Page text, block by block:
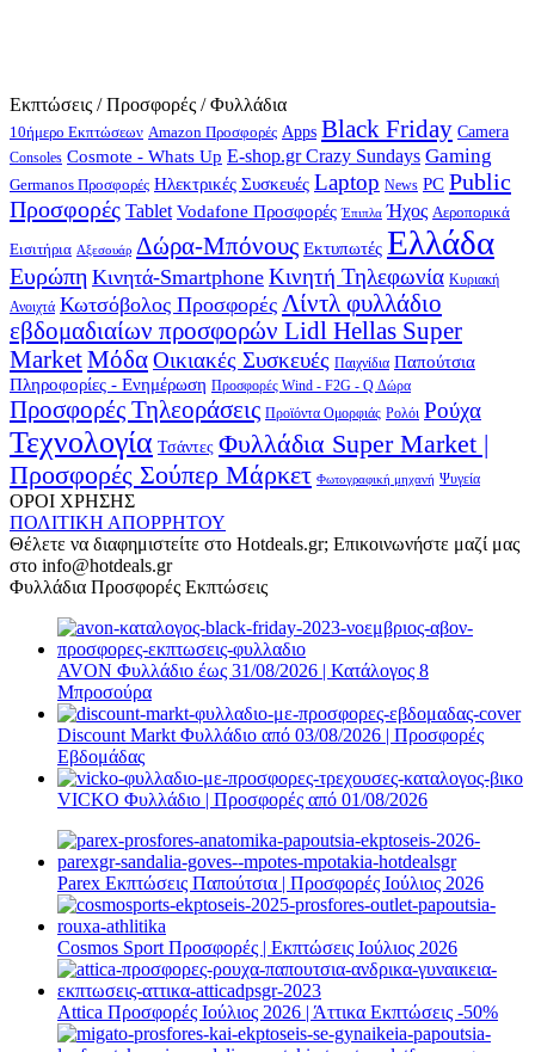
Εκπτώσεις / Προσφορές / Φυλλάδια
10ήμερο Εκπτώσεων Amazon Προσφορές Apps Black Friday Camera
Consoles Cosmote - Whats Up E-shop.gr Crazy Sundays Gaming
Germanos Προσφορές Hλεκτρικές Συσκευές Laptop News PC Public
Προσφορές Tablet Vodafone Προσφορές Έπιπλα Ήχος Αεροπορικά
Εισιτήρια Αξεσουάρ Δώρα-Μπόνους Εκτυπωτές Ελλάδα
Ευρώπη Κινητά-Smartphone Κινητή Τηλεφωνία Κυριακή
Ανοιχτά Κωτσόβολος Προσφορές Λίντλ φυλλάδιο
εβδομαδιαίων προσφορών Lidl Hellas Super
MarketΜόδαΟικιακές Συσκευές Παιχνίδια Παπούτσια
Πληροφορίες - Ενημέρωση Προσφορές Wind - F2G - Q Δώρα
Προσφορές Τηλεοράσεις Προϊόντα Ομορφιάς Ρολόι Ρούχα
Τεχνολογία Τσάντες Φυλλάδια Super Market |
Προσφορές Σούπερ Μάρκετ Φωτογραφική μηχανή Ψυγεία
ΟΡΟΙ ΧΡΗΣΗΣ
ΠΟΛΙΤΙΚΗ ΑΠΟΡΡΗΤΟΥ
Θέλετε να διαφημιστείτε στο Hotdeals.gr; Επικοινωνήστε μαζί μας
στο info@hotdeals.gr
Φυλλάδια Προσφορές Εκπτώσεις
AVON Φυλλάδιο έως 31/08/2026 | Κατάλογος 8
Μπροσούρα
Discount Markt Φυλλάδιο από 03/08/2026 | Προσφορές
Εβδομάδας
VICKO Φυλλάδιο | Προσφορές από 01/08/2026
Parex Εκπτώσεις Παπούτσια | Προσφορές Ιούλιος 2026
Cosmos Sport Προσφορές | Εκπτώσεις Ιούλιος 2026
Attica Προσφορές Ιούλιος 2026 | Άττικα Εκπτώσεις -50%